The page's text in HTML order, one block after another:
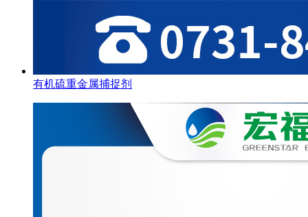
有机硫重金属捕捉剂